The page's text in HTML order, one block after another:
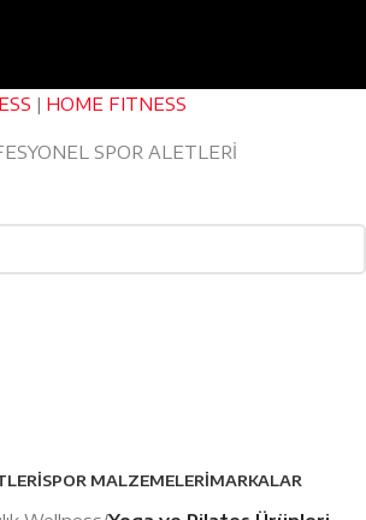
| HOME FITNESS
SPOR ALETLERİ
SPOR MALZEMELERIMARKALAR